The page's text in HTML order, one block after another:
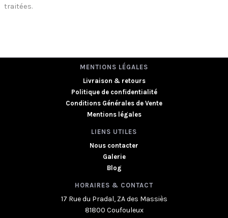
traitées.
MENTIONS LÉGALES
Livraison & retours
Politique de confidentialité
Conditions Générales de Vente
Mentions légales
LIENS UTILES
Nous contacter
Galerie
Blog
HORAIRES & CONTACT
17 Rue du Pradal, ZA des Massiès
81800 Coufouleux